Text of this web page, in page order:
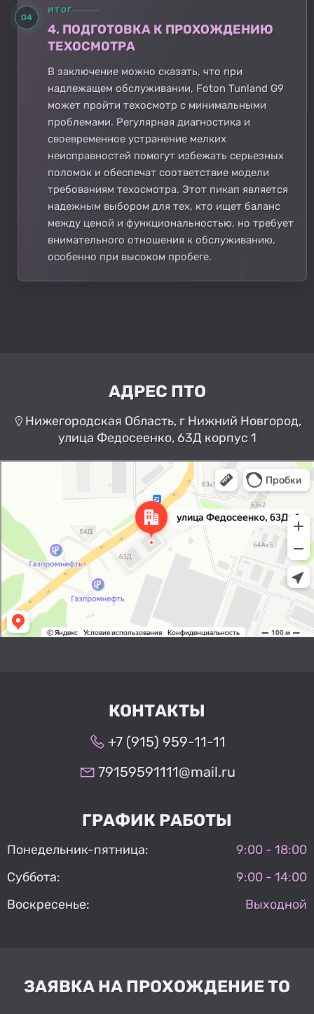
04
ИТОГ
4. ПОДГОТОВКА К ПРОХОЖДЕНИЮ
ТЕХОСМОТРА
В заключение можно сказать, что при
надлежащем обслуживании, Foton Tunland G9
может пройти техосмотр с минимальными
проблемами. Регулярная диагностика и
своевременное устранение мелких
неисправностей помогут избежать серьезных
поломок и обеспечат соответствие модели
требованиям техосмотра. Этот пикап является
надежным выбором для тех, кто ищет баланс
между ценой и функциональностью, но требует
внимательного отношения к обслуживанию,
особенно при высоком пробеге.
АДРЕС ПТО
Нижегородская Область, г Нижний Новгород,
улица Федосеенко, 63Д корпус 1
Нижний Новгород
Улица Федосеенко, 63Дк1 —
Яндекс Карты
КОНТАКТЫ
+7 (915) 959-11-11
79159591111@mail.ru
ГРАФИК РАБОТЫ
Понедельник-пятница:
9:00 - 18:00
Суббота:
9:00 - 14:00
Воскресенье:
Выходной
ЗАЯВКА НА ПРОХОЖДЕНИЕ ТО